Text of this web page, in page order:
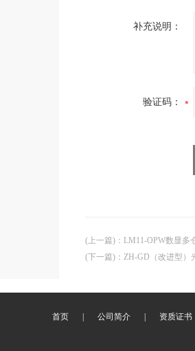
补充说明：
验证码：
(上一篇) ： LM11-OPW数显多
(下一篇) ： ZH-GD（改进型）
首页 公司简介 资质证书